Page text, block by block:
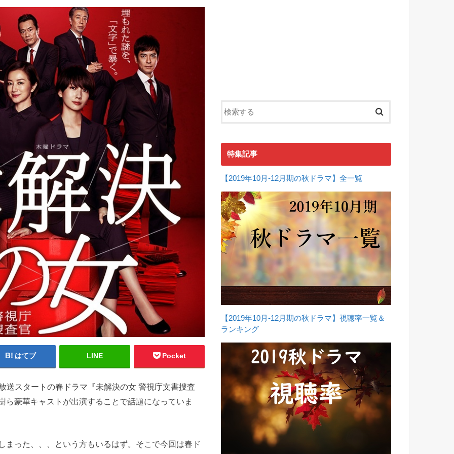
はてブ LINE Pocket
送スタートの春ドラマ『未解決の女 警視庁文書捜査
豪華キャストが出演することで話題になっていま
まった、、、という方もいるはず。そこで今回は春ド
特集記事
【2019年10月-12月期の秋ドラマ】全一覧
【2019年10月-12月期の秋ドラマ】視聴率一覧＆
ランキング